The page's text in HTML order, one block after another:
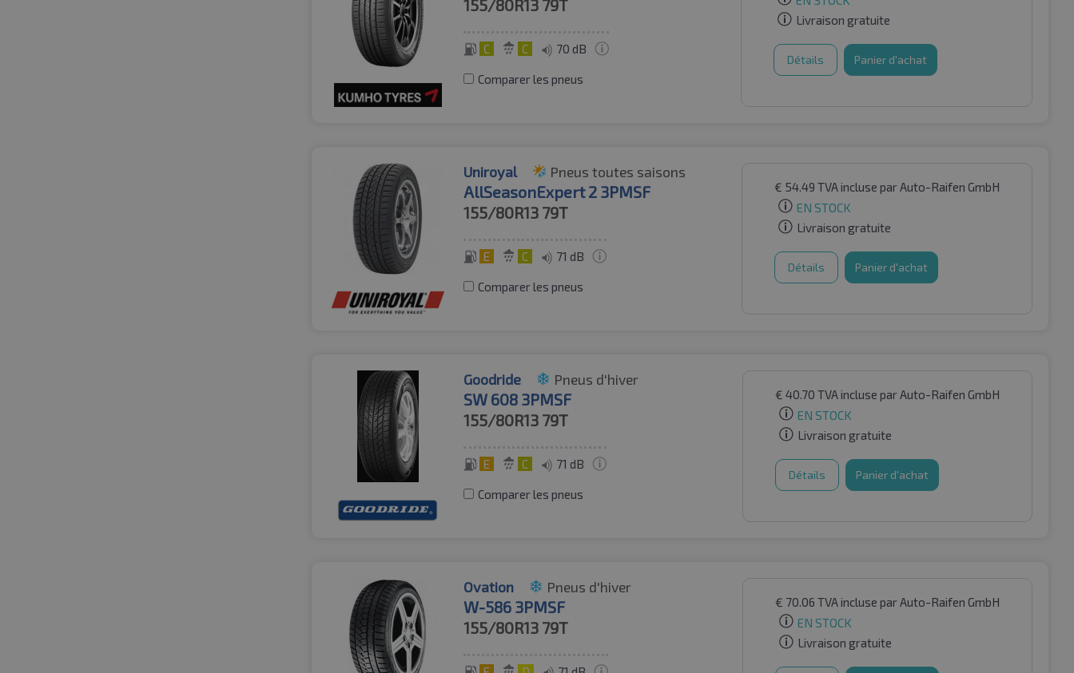
155/80R13 79T
C C 70 dB
Comparer les pneus
Livraison gratuite
Détails Panier d'achat
Uniroyal Pneus toutes saisons
AllSeasonExpert 2 3PMSF
155/80R13 79T
E C 71 dB
Comparer les pneus
€ 54.49 TVA incluse par Auto-Raifen GmbH
EN STOCK
Livraison gratuite
Détails Panier d'achat
Goodride Pneus d'hiver
SW 608 3PMSF
155/80R13 79T
E C 71 dB
Comparer les pneus
€ 40.70 TVA incluse par Auto-Raifen GmbH
EN STOCK
Livraison gratuite
Détails Panier d'achat
Ovation Pneus d'hiver
W-586 3PMSF
155/80R13 79T
€ 70.06 TVA incluse par Auto-Raifen GmbH
EN STOCK
Livraison gratuite